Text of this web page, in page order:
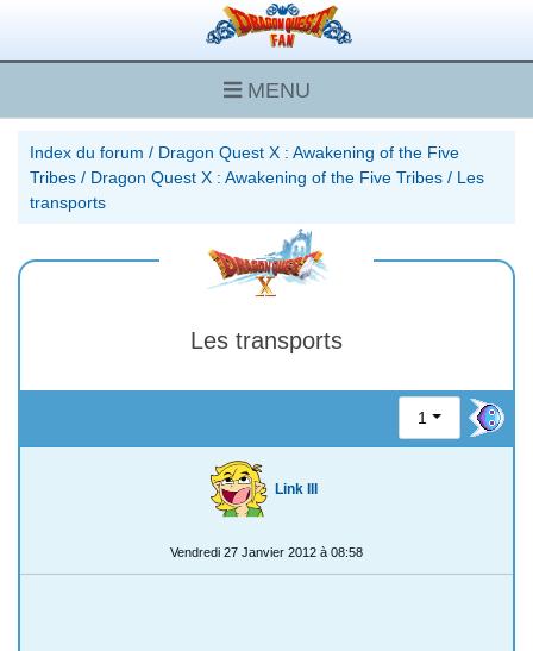
MENU
Index du forum / Dragon Quest X : Awakening of the Five
Tribes / Dragon Quest X : Awakening of the Five Tribes / Les
transports
Les transports
1
Link III
Vendredi 27 Janvier 2012 à 08:58